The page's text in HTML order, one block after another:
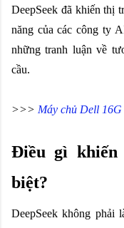
DeepSeek đã khiến thị
năng của các công ty
những tranh luận về
cầu.
>>> Máy chủ Dell 16G
Điều gì khiến
biệt?
DeepSeek không